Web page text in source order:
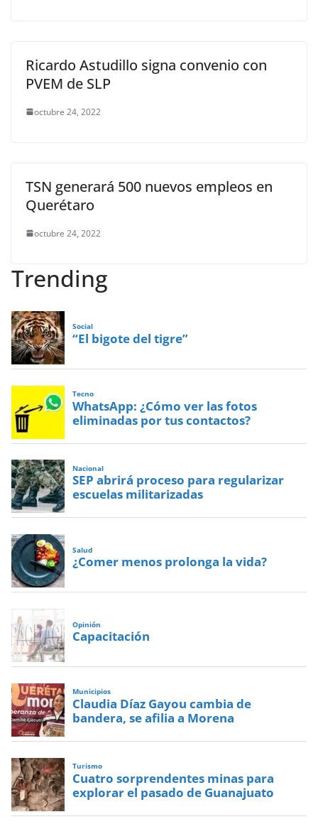
Ricardo Astudillo signa convenio con
PVEM de SLP
octubre 24, 2022
TSN generará 500 nuevos empleos en
Querétaro
octubre 24, 2022
Trending
Social
“El bigote del tigre”
Tecno
WhatsApp: ¿Cómo ver las fotos
eliminadas por tus contactos?
Nacional
SEP abrirá proceso para regularizar
escuelas militarizadas
Salud
¿Comer menos prolonga la vida?
Opinión
Capacitación
Municipios
Claudia Díaz Gayou cambia de
bandera, se afilia a Morena
Turismo
Cuatro sorprendentes minas para
explorar el pasado de Guanajuato